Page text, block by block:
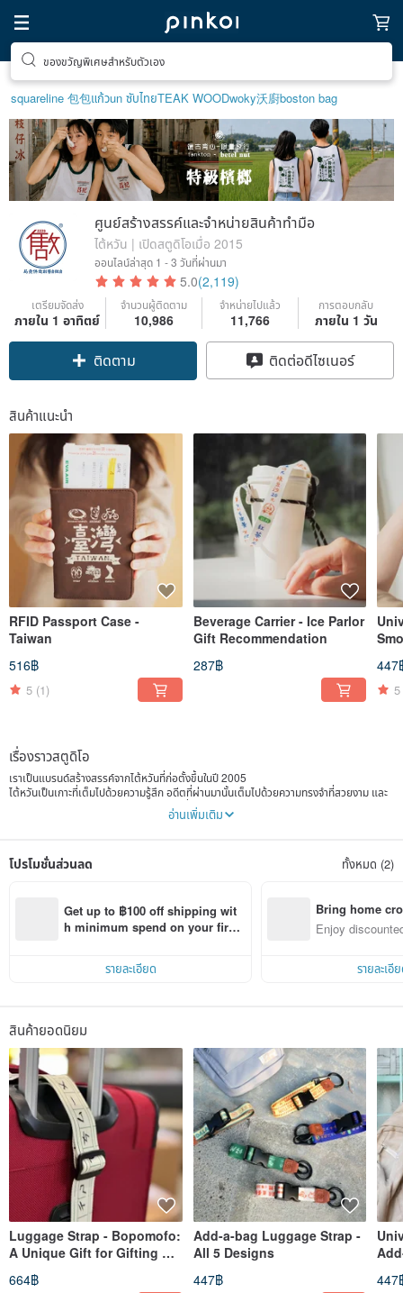
ตามหาไอเทมฮีลใจ
squareline 包包แก้วun ซับไทยTEAK WOODwoky沃廚boston bag
ศูนย์สร้างสรรค์และจำหน่ายสินค้าทำมือ
ไต้หวัน | เปิดสตูดิโอเมื่อ 2015
ออนไลน์ล่าสุด 1 - 3 วันที่ผ่านมา
5.0(2,119)
เตรียมจัดส่ง
ภายใน 1 อาทิตย์
จำนวนผู้ติดตาม
10,986
จำหน่ายไปแล้ว
11,766
การตอบกลับ
ภายใน 1 วัน
ติดตาม ติดต่อดีไซเนอร์
สินค้าแนะนำ
RFID Passport Case -
Taiwan
516฿
5 (1)
Beverage Carrier - Ice Parlor
Gift Recommendation
287฿
447
5
เรื่องราวสตูดิโอ
เราเป็นแบรนด์สร้างสรรค์จากไต้หวันที่ก่อตั้งขึ้นในปี 2005
ไต้หวันเป็นเกาะที่เต็มไปด้วยความรู้สึก อดีตที่ผ่านมานั้นเต็มไปด้วยความทรงจำที่สวยงาม และ
แรงบันดาลใจจากการสังเกตอย่างละเอียด ซึ่งเป็นจุดเริ่มต้นของการสร้างสรรค์ของเรา
เรายึดมั่นในมุมมองที่เต็มไปด้วยความหลงใหลและความอ่อนไหว เพื่อแสดงให้เห็นถึงภาพ
หมายอย่างสร้างสรรค์สะท้อนให้เห็นถึงรายละเอียดอันงดงามของวัฒนธรรมท้องถิ่นของ
เราหวังว่า ผลงานของเราจะสามารถกำหนดคุณค่าในตัวเองให้กับคนไต้หวัน และกำหนด "กลิ่น
อายของไต้หวัน" ให้กับโลกได้
อ่านเพิ่มเติม
โปรโมชั่นส่วนลด ทั้งหมด (2)
Get up to ฿100 off shipping wit
h minimum spend on your first
รายละเอียด
Bring home
n with ease
Enjoy
รายละเอี
สินค้ายอดนิยม
Luggage Strap - Bopomofo:
A Unique Gift for Gifting or
Travel Abroad
664฿
Add-a-bag Luggage Strap -
All 5 Designs
447฿
447